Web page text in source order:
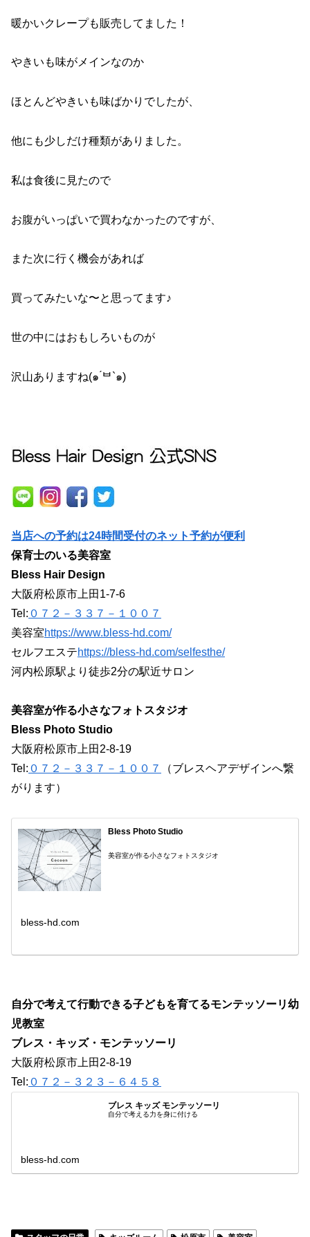
暖かいクレープも販売してました！
やきいも味がメインなのか
ほとんどやきいも味ばかりでしたが、
他にも少しだけ種類がありました。
私は食後に見たので
お腹がいっぱいで買わなかったのですが、
また次に行く機会があれば
買ってみたいな〜と思ってます♪
世の中にはおもしろいものが
沢山ありますね(๑ ́ᄇ`๑)
当店への予約は24時間受付のネット予約が便利
保育士のいる美容室
Bless Hair Design
大阪府松原市上田1-7-6
Tel: ０７２－３３７－１００７
美容室https://www.bless-hd.com/
セルフエステhttps://bless-hd.com/selfesthe/
河内松原駅より徒歩2分の駅近サロン
美容室が作る小さなフォトスタジオ
Bless Photo Studio
大阪府松原市上田2-8-19
Tel: ０７２－３３７－１００７
（ブレスヘアデザインへ繋
がります）
Bless Photo Studio
美容室が作る小さなフォトスタジオ
bless-hd.com
自分で考えて行動できる子どもを育てるモンテッソーリ幼
児教室
ブレス・キッズ・モンテッソーリ
大阪府松原市上田2-8-19
Tel: ０７２－３２３－６４５８
ブレス キッズ モンテッソーリ
自分で考える力を身に付ける
bless-hd.com